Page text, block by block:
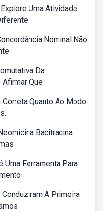
Uma Atividade
Nominal Não
Da
Que
Quanto Ao Modo
Bacitracina
Uma Ferramenta Para
A Primeira